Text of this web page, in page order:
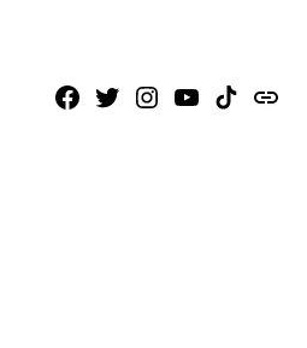
Facebook
X Instagram
YoutubeTikTokissuu